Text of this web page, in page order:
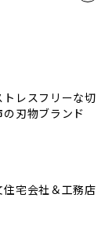
レスフリーな切
刃物ブランド
住宅会社＆工務店